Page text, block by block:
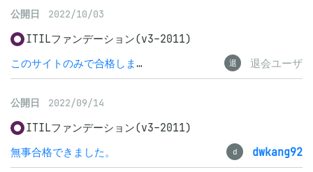
公開日 2022/10/03
ITILファンデーション(v3-2011)
このサイトのみで合格しました！
退 退会ユーザ
公開日 2022/09/14
ITILファンデーション(v3-2011)
無事合格できました。
d dwkang92